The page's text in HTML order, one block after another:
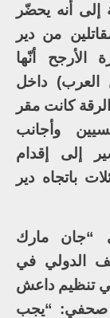
إلى أنه يحضّر
من دير
الأرجح أنّها
العرب) داخل
كانت مقر
وأجانب
إلى إقدام
باتجاه دير
“جان مارك
الدولي في
تنظيم داعش
صحفي: “يجب